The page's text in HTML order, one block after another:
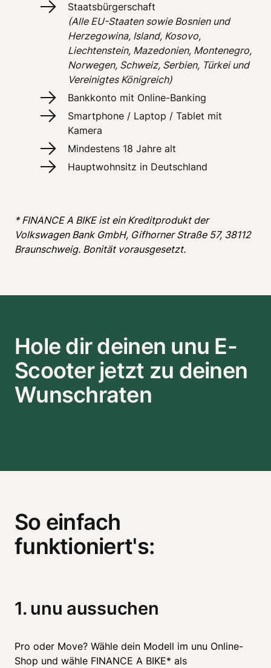
(Alle EU-Staaten sowie Bosnien und
Herzegowina, Island, Kosovo,
Liechtenstein, Mazedonien, Montenegro,
Norwegen, Schweiz, Serbien, Türkei und
Vereinigtes Königreich)
Bankkonto mit Online-Banking
Smartphone / Laptop / Tablet mit
Kamera
Mindestens 18 Jahre alt
Hauptwohnsitz in Deutschland
* FINANCE A BIKE ist ein Kreditprodukt der
Volkswagen Bank GmbH, Gifhorner Straße 57, 38112
Braunschweig. Bonität vorausgesetzt.
Hole dir deinen unu E-
Scooter jetzt zu deinen
Wunschraten
So einfach
funktioniert's:
1. unu aussuchen
Pro oder Move? Wähle dein Modell im unu Online-
Shop und wähle FINANCE A BIKE* als